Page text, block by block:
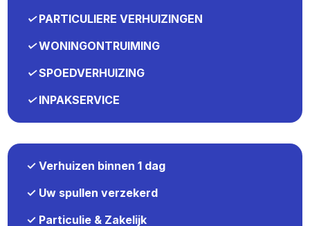
✓PARTICULIERE VERHUIZINGEN
✓WONINGONTRUIMING
✓SPOEDVERHUIZING
✓INPAKSERVICE
✓ Verhuizen binnen 1 dag
✓ Uw spullen verzekerd
✓ Particulie & Zakelijk